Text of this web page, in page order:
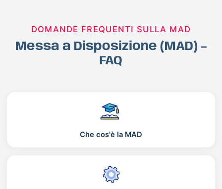
DOMANDE FREQUENTI SULLA MAD
Messa a Disposizione (MAD) –
FAQ
Che cos'è la MAD